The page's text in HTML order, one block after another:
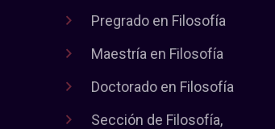
Pregrado en Filosofía
Maestría en Filosofía
Doctorado en Filosofía
Sección de Filosofía,